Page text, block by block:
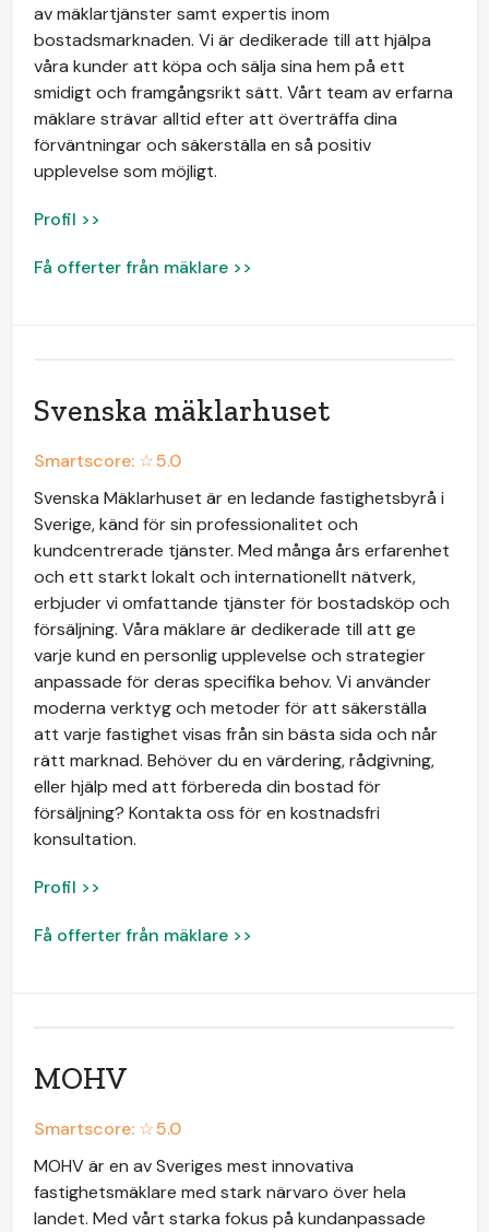
av mäklartjänster samt expertis inom
bostadsmarknaden. Vi är dedikerade till att hjälpa
våra kunder att köpa och sälja sina hem på ett
smidigt och framgångsrikt sätt. Vårt team av erfarna
mäklare strävar alltid efter att överträffa dina
förväntningar och säkerställa en så positiv
upplevelse som möjligt.
Profil >>
Få offerter från mäklare >>
Svenska mäklarhuset
Smartscore: ☆5.0
Svenska Mäklarhuset är en ledande fastighetsbyrå i
Sverige, känd för sin professionalitet och
kundcentrerade tjänster. Med många års erfarenhet
och ett starkt lokalt och internationellt nätverk,
erbjuder vi omfattande tjänster för bostadsköp och
försäljning. Våra mäklare är dedikerade till att ge
varje kund en personlig upplevelse och strategier
anpassade för deras specifika behov. Vi använder
moderna verktyg och metoder för att säkerställa
att varje fastighet visas från sin bästa sida och når
rätt marknad. Behöver du en värdering, rådgivning,
eller hjälp med att förbereda din bostad för
försäljning? Kontakta oss för en kostnadsfri
konsultation.
Profil >>
Få offerter från mäklare >>
MOHV
Smartscore: ☆5.0
MOHV är en av Sveriges mest innovativa
fastighetsmäklare med stark närvaro över hela
landet. Med vårt starka fokus på kundanpassade